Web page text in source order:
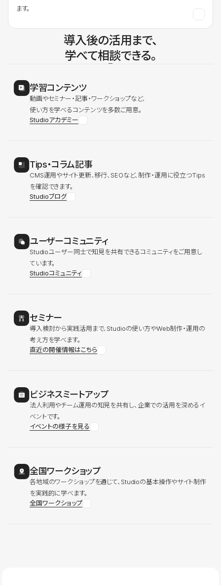
ます。
導入後の活用まで、
学べて相談できる。
学習コンテンツ
動画やセミナー・記事・ワークショップなど、
使い方を学べるコンテンツを多数ご用意。
Studioアカデミー
Tips・コラム記事
CMS運用やサイト更新、移行、SEOなど、制作・運用に役立つTips
を確認できます。
Studioブログ
ユーザーコミュニティ
Studioユーザー同士で知見を共有できるコミュニティをご用意し
ています。
Studioコミュニティ
セミナー
導入検討から実践活用まで、Studioの使い方やWeb制作・運用の
考え方を学べます。
直近の開催情報はこちら
ビジネスミートアップ
法人利用やチーム運用の知見を共有し、企業での活用を深めるイ
ベントです。
イベントの様子を見る
全国ワークショップ
各地域のワークショップを通じて、Studioの基本操作やサイト制作
を実践的に学べます。
全国ワークショップ